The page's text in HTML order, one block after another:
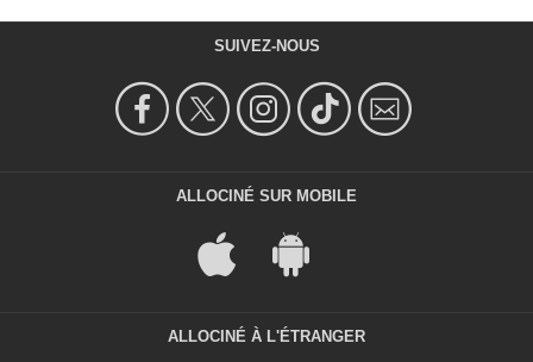
SUIVEZ-NOUS
ALLOCINÉ SUR MOBILE
ALLOCINÉ À L'ÉTRANGER